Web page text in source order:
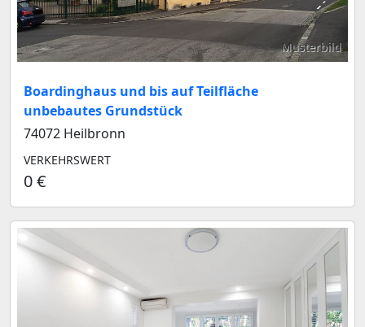
Musterbild
Boardinghaus und bis auf Teilfläche
unbebautes Grundstück
74072 Heilbronn
VERKEHRSWERT
0 €